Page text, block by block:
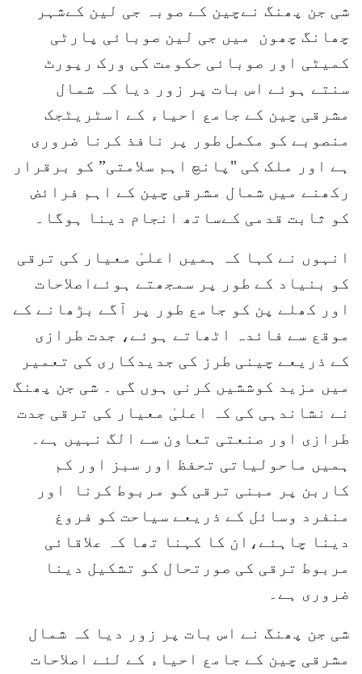
شی جن پھنگ نےچین کے صوبہ جی لین کےشہر
چھانگ چھون میں جی لین صوبائی پارٹی
کمیٹی اور صوبائی حکومت کی ورک رپورٹ
سنتے ہوئے اس بات پر زور دیا کہ شمال
مشرقی چین کے جامع احیاء کے اسٹریٹجک
منصوبے کو مکمل طور پر نافذ کرنا ضروری
ہے اور ملک کی "پانچ اہم سلامتی” کو برقرار
رکھنے میں شمال مشرقی چین کے اہم فرائض
کو ثابت قدمی کےساتھ انجام دینا ہوگا۔
انہوں نے کہا کہ ہمیں اعلیٰ معیار کی ترقی
کو بنیاد کے طور پر سمجھتے ہوئےاصلاحات
اور کھلے پن کو جامع طور پر آگے بڑھانے کے
موقع سے فائدہ اٹھاتے ہوئے، جدت طرازی
کے ذریعے چینی طرز کی جدیدکاری کی تعمیر
میں مزید کوششیں کرنی ہوں گی ۔ شی جن پھنگ
نے نشاندہی کی کہ اعلیٰ معیار کی ترقی جدت
طرازی اور صنعتی تعاون سے الگ نہیں ہے۔
ہمیں ماحولیاتی تحفظ اور سبز اور کم
کاربن پر مبنی ترقی کو مربوط کرنا اور
منفرد وسائل کے ذریعے سیاحت کو فروغ
دینا چاہئے،ان کا کہنا تھا کہ علاقائی
مربوط ترقی کی صورتحال کو تشکیل دینا
ضروری ہے۔
شی جن پھنگ نے اس بات پر زور دیا کہ شمال
مشرقی چین کے جامع احیاء کے لئے اصلاحات